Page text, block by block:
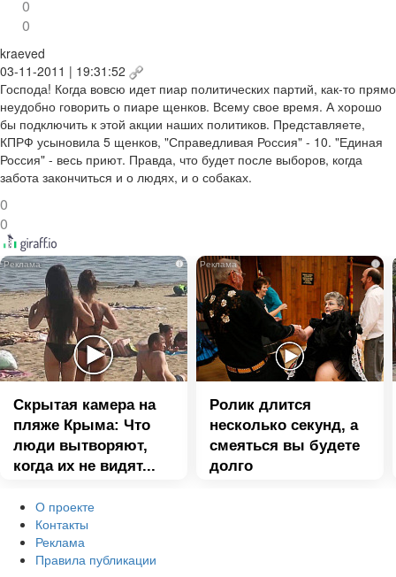
0
0
kraeved
03-11-2011 | 19:31:52
Господа! Когда вовсю идет пиар политических партий, как-то прямо
неудобно говорить о пиаре щенков. Всему свое время. А хорошо
бы подключить к этой акции наших политиков. Представляете,
КПРФ усыновила 5 щенков, "Справедливая Россия" - 10. "Единая
Россия" - весь приют. Правда, что будет после выборов, когда
забота закончиться и о людях, и о собаках.
0
0
i
Скрытая камера на
пляже Крыма: Что
люди вытворяют,
когда их не видят...
i
Ролик длится
несколько секунд, а
смеяться вы будете
долго
О проекте
Контакты
Реклама
Правила публикации